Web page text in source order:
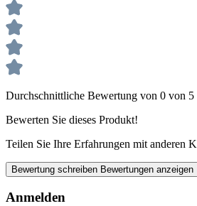
Durchschnittliche Bewertung von 0 von 5
Bewerten Sie dieses Produkt!
Teilen Sie Ihre Erfahrungen mit anderen
Bewertung schreiben Bewertungen anzeigen
Anmelden